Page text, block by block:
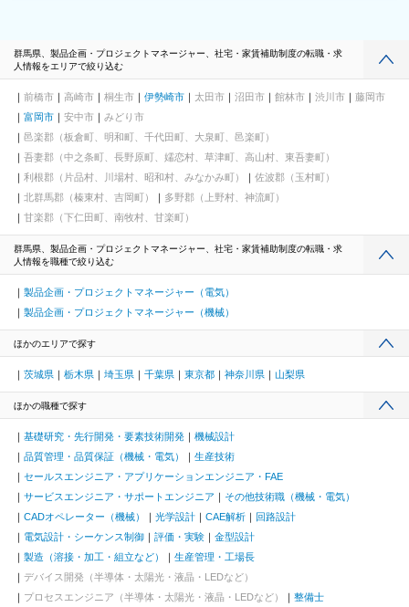
群馬県、製品企画・プロジェクトマネージャー、社宅・家賃補助制度の転職・求
人情報をエリアで絞り込む
前橋市 高崎市 桐生市 伊勢崎市 太田市 沼田市 館林市 渋川市
藤岡市
富岡市
安中市
みどり市
邑楽郡（板倉町、明和町、千代田町、大泉町、邑楽町）
吾妻郡（中之条町、長野原町、嬬恋村、草津町、高山村、東吾妻町）
利根郡（片品村、川場村、昭和村、みなかみ町）
佐波郡（玉村町）
北群馬郡（榛東村、吉岡町）
多野郡（上野村、神流町）
甘楽郡（下仁田町、南牧村、甘楽町）
群馬県、製品企画・プロジェクトマネージャー、社宅・家賃補助制度の転職・求
人情報を職種で絞り込む
製品企画・プロジェクトマネージャー（電気）
製品企画・プロジェクトマネージャー（機械）
ほかのエリアで探す
茨城県 栃木県 埼玉県 千葉県 東京都 神奈川県 山梨県
ほかの職種で探す
基礎研究・先行開発・要素技術開発
機械設計
品質管理・品質保証（機械・電気）
生産技術
セールスエンジニア・アプリケーションエンジニア・FAE
サービスエンジニア・サポートエンジニア
その他技術職（機械・電気）
CADオペレーター（機械）
光学設計 CAE解析
回路設計
電気設計・シーケンス制御
評価・実験
金型設計
製造（溶接・加工・組立など）
生産管理・工場長
デバイス開発（半導体・太陽光・液晶・LEDなど）
プロセスエンジニア（半導体・太陽光・液晶・LEDなど）
整備士